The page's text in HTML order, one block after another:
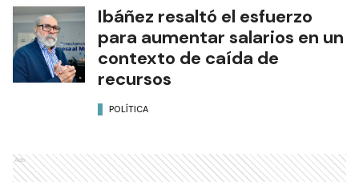
Ibáñez resaltó el esfuerzo
para aumentar salarios en un
contexto de caída de
recursos
POLÍTICA
Ads